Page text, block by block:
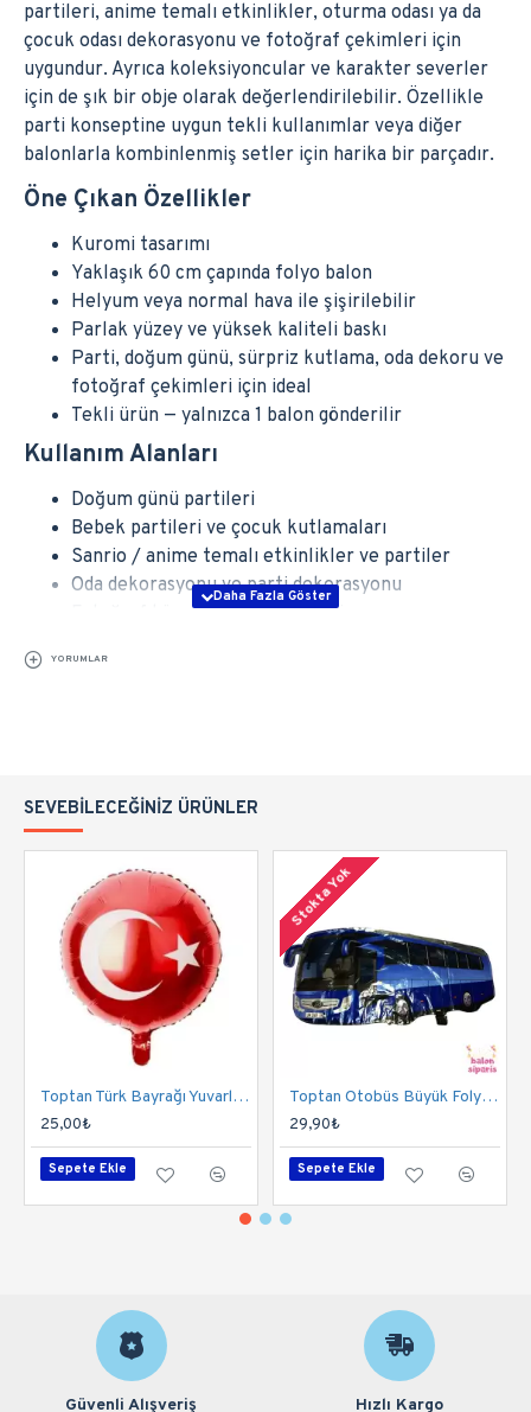
partileri, anime temalı etkinlikler, oturma odası ya da
çocuk odası dekorasyonu ve fotoğraf çekimleri için
uygundur. Ayrıca koleksiyoncular ve karakter severler
için de şık bir obje olarak değerlendirilebilir. Özellikle
parti konseptine uygun tekli kullanımlar veya diğer
balonlarla kombinlenmiş setler için harika bir parçadır.
Öne Çıkan Özellikler
Kuromi tasarımı
Yaklaşık 60 cm çapında folyo balon
Helyum veya normal hava ile şişirilebilir
Parlak yüzey ve yüksek kaliteli baskı
Parti, doğum günü, sürpriz kutlama, oda dekoru ve
fotoğraf çekimleri için ideal
Tekli ürün — yalnızca 1 balon gönderilir
Kullanım Alanları
Doğum günü partileri
Bebek partileri ve çocuk kutlamaları
Sanrio / anime temalı etkinlikler ve partiler
Oda dekorasyonu ve parti dekorasyonu
Fotoğraf köşeleri & anı köşeleri
Ürün ilanında “Folyo Balon Kuromi No 3” olarak
geçmektedir; bu ürün
adet gönderilir.
Balon şişirilmiş mi gelir?
Hayır. Balon güvenli kargo ve nakliye içinşişirilmemiş
gönderilmektedir. Kullanıcının balonu helyum gazı ya da
hava pompası ile şişirmesi gerekir.
Helyum ile şişirilebilir mi?
Evet — balon helyum ile şişirilerek havada süzülür ve
daha dikkat çekici bir dekoratif etki yaratır.
Balon kaç cm / inç boyutunda?
Tekrar kullanılabilir mi?
Evet — folyo malzeme, dikkatli indirip saklandığında
birden çok kullanım için uygundur. Ancak her kullanımda
YORUMLAR
SEVEBILECEĞINIZ ÜRÜNLER
Toptan Türk Bayrağı Yuvarlak Folyo Balon
25,00₺
Sepete Ekle
Stokta Yok
Toptan Otobüs Büyük Folyo Balon
29,90₺
Sepete Ekle
Güvenli Alışveriş Hızlı Kargo